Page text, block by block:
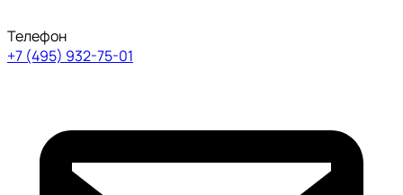
Телефон
+7 (495) 932-75-01